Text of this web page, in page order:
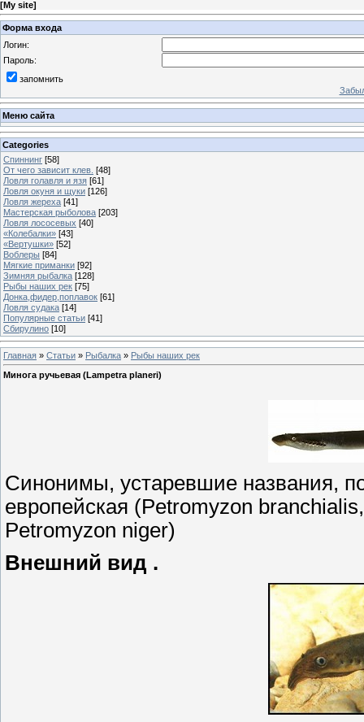
[My site]
Форма входа
Логин:
Пароль:
запомнить
Меню сайта
Categories
Спиннинг [58]
От чего зависит клев. [48]
Ловля голавля и язя [61]
Ловля окуня и щуки [126]
Ловля жереха [41]
Мастерская рыболова [203]
Ловля лососевых [40]
«Колебалки» [43]
«Вертушки» [52]
Воблеры [84]
Мягкие приманки [92]
Зимняя рыбалка [128]
Рыбы наших рек [75]
Донка,фидер,поплавок [61]
Ловля судака [14]
Популярные статьи [41]
Сбирулино [10]
Главная » Статьи » Рыбалка » Рыбы наших рек
Минога ручьевая (Lampetra planeri)
Синонимы, устаревшие названия,
европейская (Petromyzon
Petromyzon niger)
Внешний вид .